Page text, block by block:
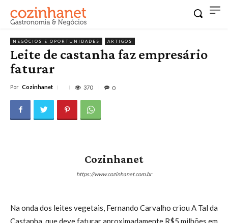
NEGÓCIOS E OPORTUNIDADES ARTIGOS
Leite de castanha faz empresário
faturar
Por Cozinhanet 370 0
Cozinhanet
https://www.cozinhanet.com.br
Na onda dos leites vegetais, Fernando Carvalho criou A Tal da
Castanha, que deve faturar aproximadamente R$5 milhões em